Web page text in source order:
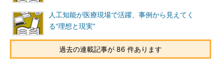
人工知能が医療現場で活躍、事例から見えてく
る“理想と現実”
過去の連載記事が 86 件あります